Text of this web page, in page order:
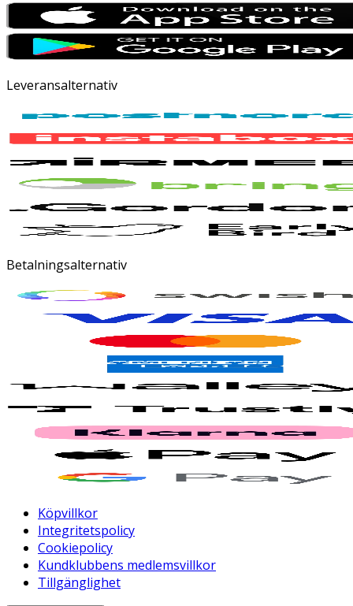
Leveransalternativ
Betalningsalternativ
Köpvillkor
Integritetspolicy
Cookiepolicy
Kundklubbens medlemsvillkor
Tillgänglighet